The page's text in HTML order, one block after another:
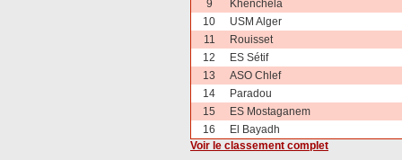
9
Khenchela
10
USM Alger
11
Rouisset
12
ES Sétif
13
ASO Chlef
14
Paradou
15
ES Mostaganem
16
El Bayadh
Voir le classement complet